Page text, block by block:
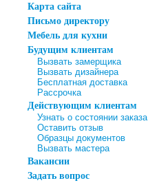
Карта сайта
Письмо директору
Мебель для кухни
Будущим клиентам
Вызвать замерщика
Вызвать дизайнера
Бесплатная доставка
Рассрочка
Действующим клиентам
Узнать о состоянии заказа
Оставить отзыв
Образцы документов
Вызвать мастера
Вакансии
Задать вопрос